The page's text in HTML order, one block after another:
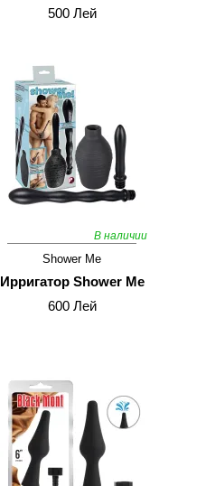
500 Лей
В наличии
Shower Me
Ирригатор Shower Me
600 Лей